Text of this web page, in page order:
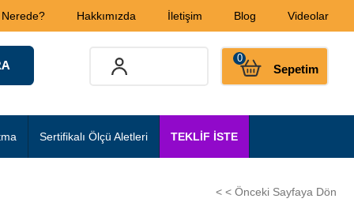
Hakkımızda İletişim Blog Videolar
Sepetim
0
Sertifikalı Ölçü Aletleri TEKLİF İSTE
< < Önceki Sayfaya Dön